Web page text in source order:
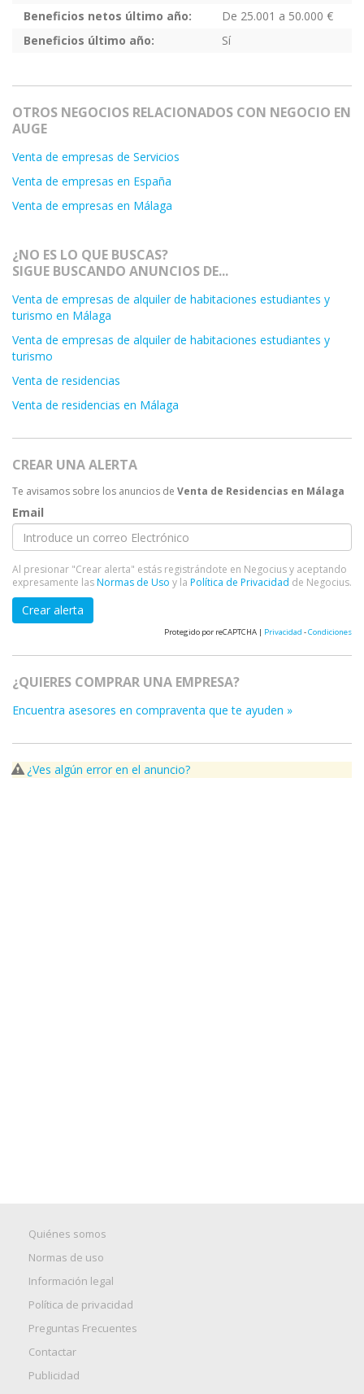
Beneficios netos último año:
De 25.001 a 50.000 €
Beneficios último año:
Sí
OTROS NEGOCIOS RELACIONADOS CON NEGOCIO EN
AUGE
Venta de empresas de Servicios
Venta de empresas en España
Venta de empresas en Málaga
¿NO ES LO QUE BUSCAS?
SIGUE BUSCANDO ANUNCIOS DE...
Venta de empresas de alquiler de habitaciones estudiantes y
turismo en Málaga
Venta de empresas de alquiler de habitaciones estudiantes y
turismo
Venta de residencias
Venta de residencias en Málaga
CREAR UNA ALERTA
Te avisamos sobre los anuncios de Venta de Residencias en Málaga
Email
Al presionar "Crear alerta" estás registrándote en Negocius y aceptando
expresamente lasNormas de Uso y la Política de Privacidad de Negocius.
Crear alerta
Protegido por reCAPTCHA | Privacidad -Condiciones
¿QUIERES COMPRAR UNA EMPRESA?
Encuentra asesores en compraventa que te ayuden »
¿Ves algún error en el anuncio?
Quiénes somos
Normas de uso
Información legal
Política de privacidad
Preguntas Frecuentes
Contactar
Publicidad